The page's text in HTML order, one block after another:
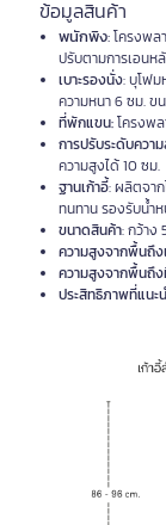
ข้อมูลสินค้า
พนักพิง:โครงพล
ปรับตามการเอนห
เบาะรองนั่ง: บุโฟม
ความหนา 6 ซม. ข
ที่พักแขน:โครงพ
การปรับระดับควา
ความสูงได้ 10 ซม.
ฐานเก้าอี้: ผลิตจา
ทนทาน รองรับน้ำ
ขนาดสินค้า: กว้าง
ความสูงจากพื้นถึง
ความสูงจากพื้นถึ
ประสิทธิภาพที่แนะ